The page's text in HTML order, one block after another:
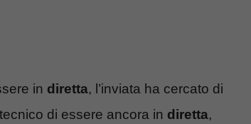
in diretta, l’inviata ha cercato di
di essere ancora in diretta,